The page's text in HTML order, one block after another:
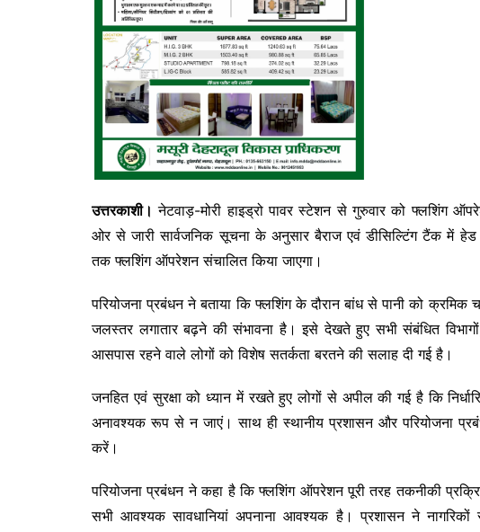
उत्तरकाशी। नेटवाड़-मोरी हाइड्रो पावर स्टेशन से गुरुवार को फ्लशिंग
ओर से जारी सार्वजनिक सूचना के अनुसार बैराज एवं डीसिल्टिंग टैंक में
तक फ्लशिंग ऑपरेशन संचालित किया जाएगा।
परियोजना प्रबंधन ने बताया कि फ्लशिंग के दौरान बांध से पानी को क्रमिक
जलस्तर लगातार बढ़ने की संभावना है। इसे देखते हुए सभी संबंधित
आसपास रहने वाले लोगों को विशेष सतर्कता बरतने की सलाह दी गई है।
जनहित एवं सुरक्षा को ध्यान में रखते हुए लोगों से अपील की गई है कि
अनावश्यक रूप से न जाएं। साथ ही स्थानीय प्रशासन और परियोजना प्रबंधन
करें।
परियोजना प्रबंधन ने कहा है कि फ्लशिंग ऑपरेशन पूरी तरह तकनीकी
सभी आवश्यक सावधानियां अपनाना आवश्यक है। प्रशासन ने